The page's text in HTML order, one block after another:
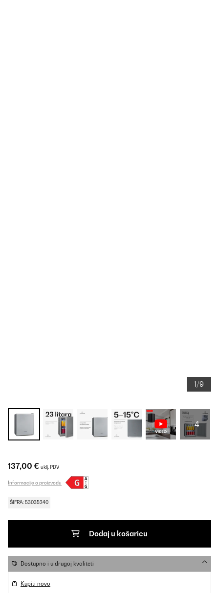
1/9
+4
137,00 € uklj. PDV
Informacije o proizvodu
ŠIFRA: 53035240
Dodaj u košaricu
Dostupno i u drugoj kvaliteti
Kupiti novo